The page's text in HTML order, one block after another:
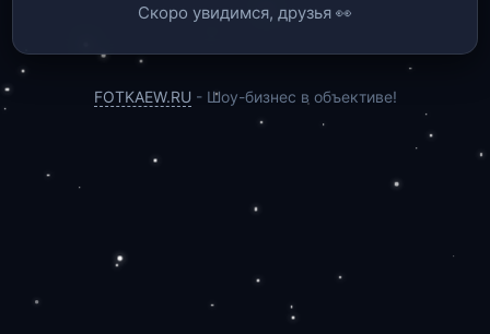
Скоро увидимся, друзья 👀
FOTKAEW.RU - Шоу-бизнес в объективе!